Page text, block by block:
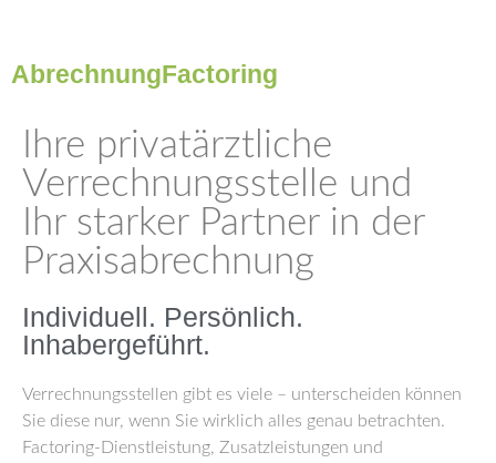
AbrechnungFactoring
Ihre privatärztliche
Verrechnungsstelle und
Ihr starker Partner in der
Praxisabrechnung
Individuell. Persönlich.
Inhabergeführt.
Verrechnungsstellen gibt es viele – unterscheiden können
Sie diese nur, wenn Sie wirklich alles genau betrachten.
Factoring-Dienstleistung, Zusatzleistungen und